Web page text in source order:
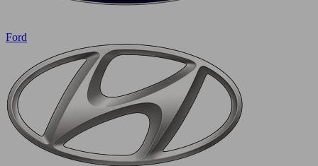
Ford